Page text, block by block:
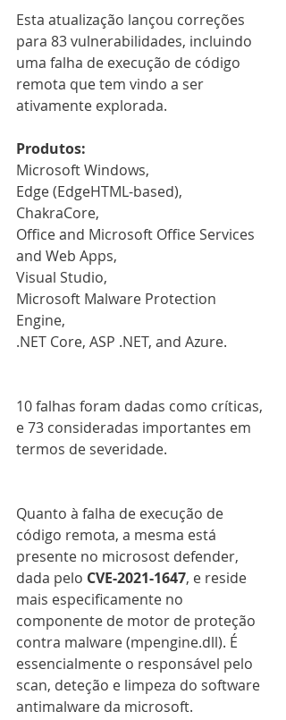
Esta atualização lançou correções
para 83 vulnerabilidades, incluindo
uma falha de execução de código
remota que tem vindo a ser
ativamente explorada.
Produtos:
Microsoft Windows,
Edge (EdgeHTML-based),
ChakraCore,
Office and Microsoft Office Services
and Web Apps,
Visual Studio,
Microsoft Malware Protection
Engine,
.NET Core, ASP .NET, and Azure.
10 falhas foram dadas como críticas,
e 73 consideradas importantes em
termos de severidade.
Quanto à falha de execução de
código remota, a mesma está
presente no microsost defender,
dada pelo CVE-2021-1647, e reside
mais especificamente no
componente de motor de proteção
contra malware (mpengine.dll). É
essencialmente o responsável pelo
scan, deteção e limpeza do software
antimalware da microsoft.